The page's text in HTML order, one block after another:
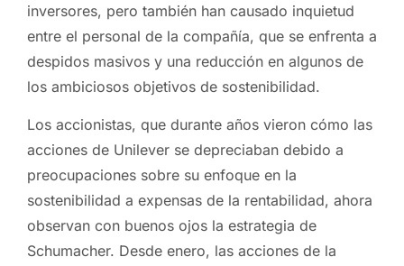
inversores, pero también han causado inquietud
entre el personal de la compañía, que se enfrenta a
despidos masivos y una reducción en algunos de
los ambiciosos objetivos de sostenibilidad.
Los accionistas, que durante años vieron cómo las
acciones de Unilever se depreciaban debido a
preocupaciones sobre su enfoque en la
sostenibilidad a expensas de la rentabilidad, ahora
observan con buenos ojos la estrategia de
Schumacher. Desde enero, las acciones de la